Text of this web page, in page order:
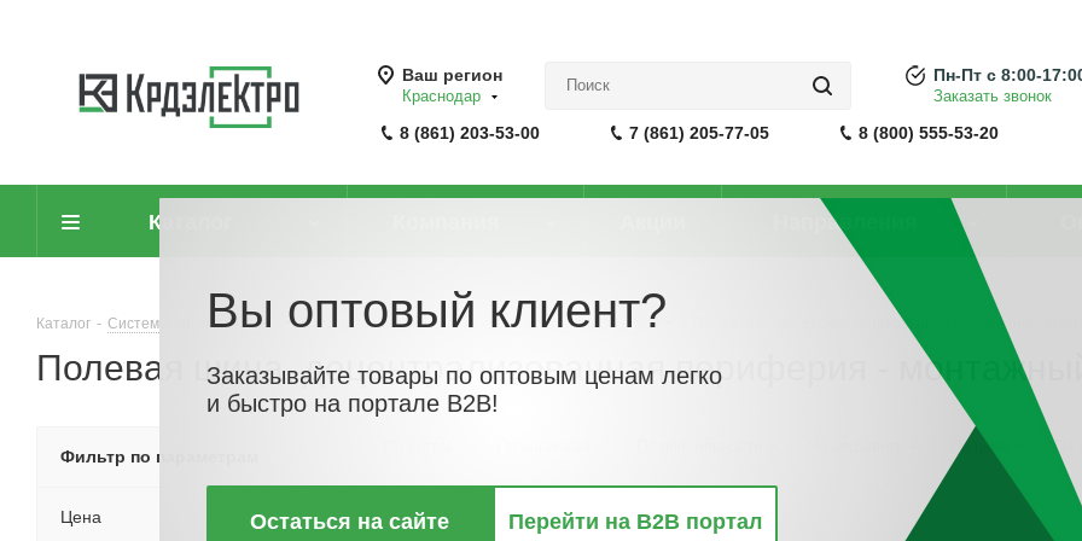
Ваш регион
Краснодар
8 (861) 203-53-00 7 (861) 205-77-05 8 (800) 555-53-20
Пн-Пт с 8:00-
Заказать звонок
Каталог Направления
Каталог - Системы автоматизации - Программируемые логические контроллеры (ПЛК) Полевая шина, децентрализованная периферия -
Полевая шина, децентрализованная периферия -
По цене По
Фильтр по параметрам
Цена
Вы оптовый клиент?
Заказывайте товары по оптовым ценам легко
и быстро на портале B2B!
Остаться на сайте Перейти на B2B портал